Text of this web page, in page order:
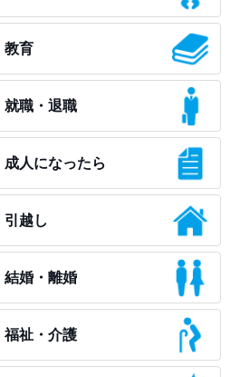
教育
就職・退職
成人になったら
引越し
結婚・離婚
福祉・介護